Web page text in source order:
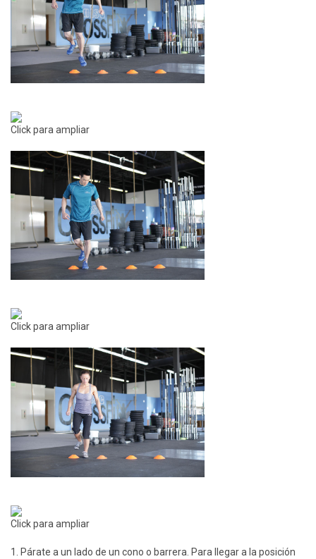
Click para ampliar
Click para ampliar
Click para ampliar
1. Párate a un lado de un cono o barrera. Para llegar a la posición